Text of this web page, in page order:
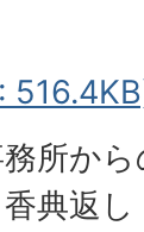
所か
典返し